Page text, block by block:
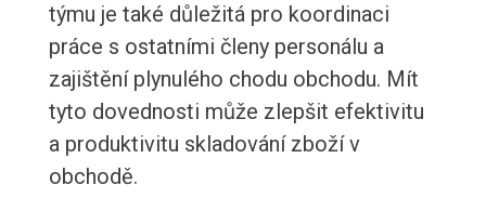
týmu je také důležitá pro koordinaci
práce s ostatními členy personálu a
zajištění plynulého chodu obchodu. Mít
tyto dovednosti může zlepšit efektivitu
a produktivitu skladování zboží v
obchodě.